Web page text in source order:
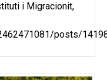
i Migracionit,
posts/